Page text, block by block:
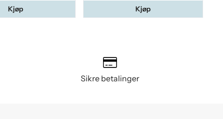
Kjøp Kjøp
Sikre betalinger